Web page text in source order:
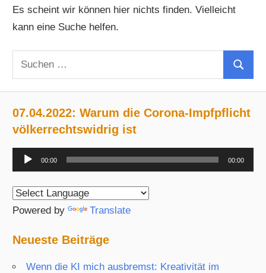
Es scheint wir können hier nichts finden. Vielleicht
kann eine Suche helfen.
Suchen
nach:
Suchen
07.04.2022: Warum die Corona-Impfpflicht
völkerrechtswidrig ist
Audio-
Player
00:00 00:00
Powered by Translate
Neueste Beiträge
Wenn die KI mich ausbremst: Kreativität im